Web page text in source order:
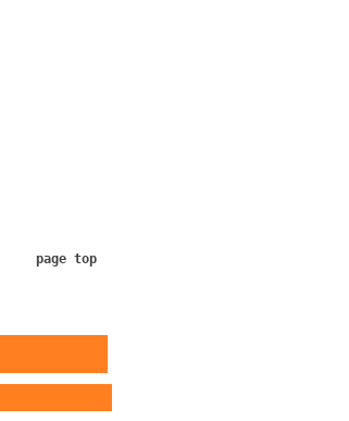
page top